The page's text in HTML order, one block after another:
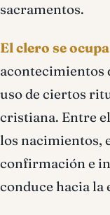
sacramentos.
El clero se
acontecimientos
uso de ciertos
cristiana. Entre
los nacimientos,
confirmación e
conduce hacia la